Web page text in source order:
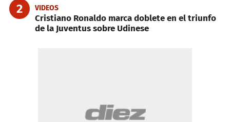
2 VIDEOS
Cristiano Ronaldo marca doblete en el triunfo
de la Juventus sobre Udinese